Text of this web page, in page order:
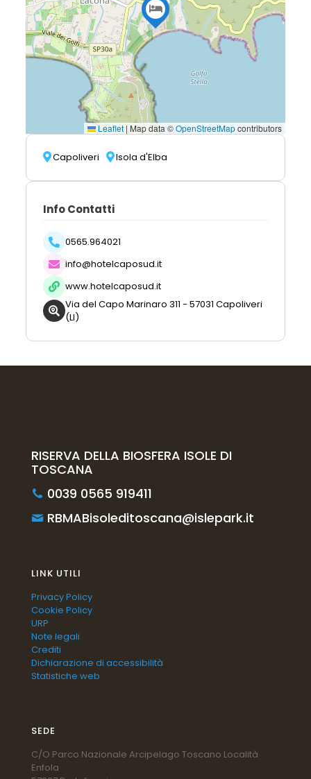
Leaflet | Map data ©OpenStreetMapcontributors
Capoliveri Isola d'Elba
Info Contatti
0565.964021
info@hotelcaposud.it
www.hotelcaposud.it
Via del Capo Marinaro 311 - 57031 Capoliveri
(LI)
RISERVA DELLA BIOSFERA ISOLE DI
TOSCANA
0039 0565 919411
RBMABisoleditoscana@islepark.it
LINK UTILI
Privacy Policy
Cookie Policy
URP
Note legali
Crediti
Dichiarazione di accessibilità
Statistiche web
SEDE
C/O Parco Nazionale Arcipelago Toscano Località
Enfola